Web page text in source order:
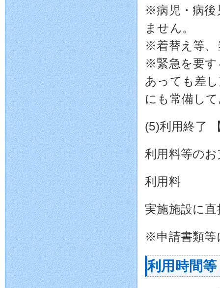
※病児・病後
ません。
※着替え等、
※緊急を要す
あっても差
にも常備し
(5)利用終了
利用料等の
利用料
実施施設に
※申請書類
利用時間等